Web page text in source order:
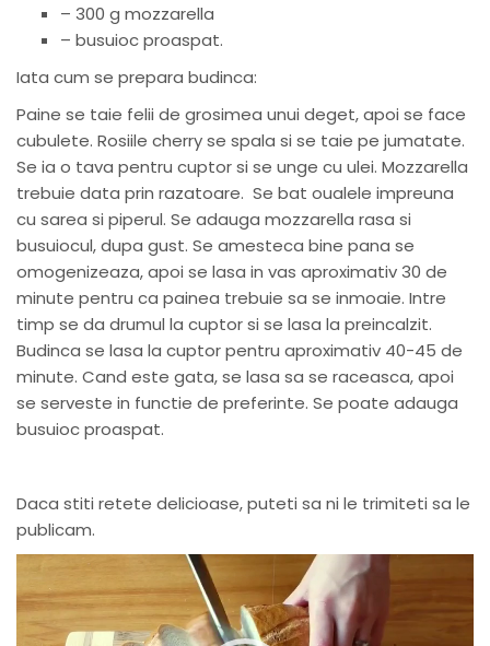
– 300 g mozzarella
– busuioc proaspat.
Iata cum se prepara budinca:
Paine se taie felii de grosimea unui deget, apoi se face
cubulete. Rosiile cherry se spala si se taie pe jumatate.
Se ia o tava pentru cuptor si se unge cu ulei. Mozzarella
trebuie data prin razatoare. Se bat oualele impreuna
cu sarea si piperul. Se adauga mozzarella rasa si
busuiocul, dupa gust. Se amesteca bine pana se
omogenizeaza, apoi se lasa in vas aproximativ 30 de
minute pentru ca painea trebuie sa se inmoaie. Intre
timp se da drumul la cuptor si se lasa la preincalzit.
Budinca se lasa la cuptor pentru aproximativ 40-45 de
minute. Cand este gata, se lasa sa se raceasca, apoi
se serveste in functie de preferinte. Se poate adauga
busuioc proaspat.
Daca stiti retete delicioase, puteti sa ni le trimiteti sa le
publicam.
video